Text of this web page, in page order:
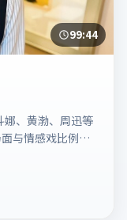
99:44
、黄渤、周迅等
与情感戏比例拿
，上映日期以片